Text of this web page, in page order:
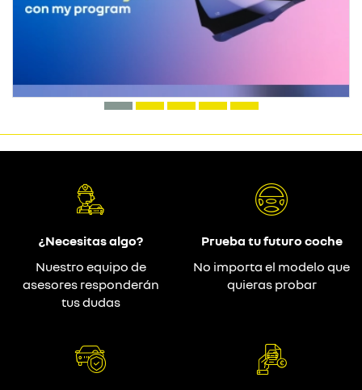
¿Necesitas algo?
Nuestro equipo de
asesores responderán
tus dudas
Prueba tu futuro coche
No importa el modelo que
quieras probar